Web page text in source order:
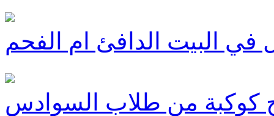
البيت الدافئ ام الفحم
كوكبة من طلاب السوادس